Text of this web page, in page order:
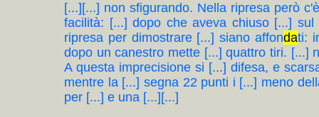
[...][...] non sfigurando. Nella ripresa però
facilità: [...] dopo che aveva chiuso [...]
ripresa per dimostrare [...] siano affondati:
dopo un canestro mette [...] quattro tiri. [...]
A questa imprecisione si [...] difesa, e
mentre la [...] segna 22 punti i [...] meno
per [...] e una [...][...]